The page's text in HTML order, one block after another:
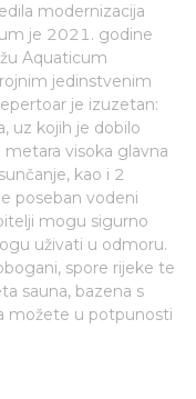
modernizacija
je 2021. godine
Aquaticum
jedinstvenim
je izuzetan:
uz kojih je dobilo
visoka glavna
kao i 2
poseban vodeni
mogu sigurno
uživati u odmoru.
spore rijeke te
sauna, bazena s
možete u potpunosti